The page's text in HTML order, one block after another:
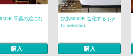
千葉の絵にな
購入
ぴあMOOK 進化するホテ
ル selection
購入